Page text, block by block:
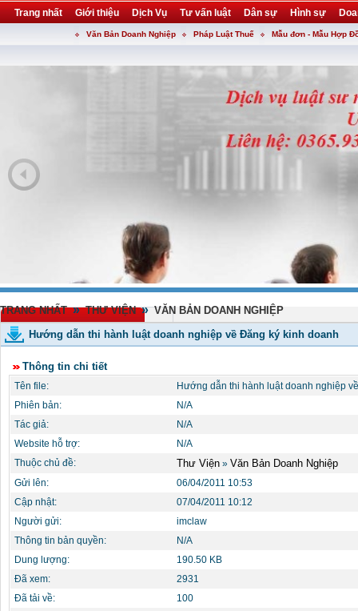
Trang nhất Giới thiệu Dịch Vụ Tư vấn luật Dân sự Hình sự
Liên hệ forum utility
Văn Bản Doanh Nghiệp Pháp Luật Thuế Mẫu đơn - Mẫu Hợp
TRANG NHẤT » THƯ VIỆN » VĂN BẢN DOANH NGHIỆP
Hướng dẫn thi hành luật doanh nghiệp về Đăng ký kinh doanh
Thông tin chi tiết
Tên file:
Hướng dẫn thi hành luật doanh nghiệp
Phiên bản:
N/A
Tác giả:
N/A
Website hỗ trợ:
N/A
Thuộc chủ đề:
Thư Viện » Văn Bản Doanh Nghiệp
Gửi lên:
06/04/2011 10:53
Cập nhật:
07/04/2011 10:12
Người gửi:
imclaw
Thông tin bản quyền:
N/A
Dung lượng:
190.50 KB
Đã xem:
2931
Đã tải về:
100